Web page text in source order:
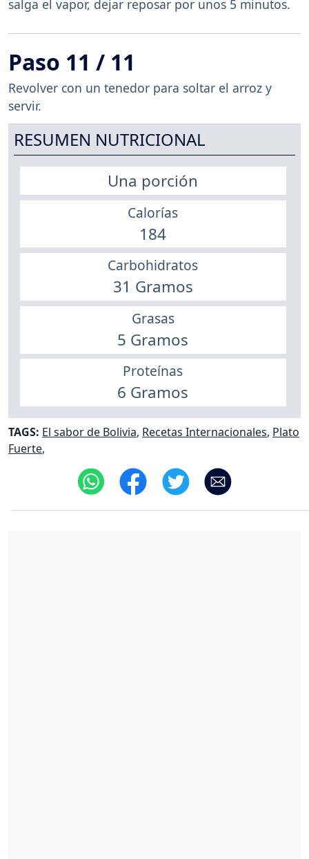
salga el vapor, dejar reposar por unos 5 minutos.
Paso 11 / 11
Revolver con un tenedor para soltar el arroz y
servir.
RESUMEN NUTRICIONAL
Una porción
Calorías
184
Carbohidratos
31 Gramos
Grasas
5 Gramos
Proteínas
6 Gramos
TAGS: El sabor de Bolivia, Recetas Internacionales, Plato
Fuerte,